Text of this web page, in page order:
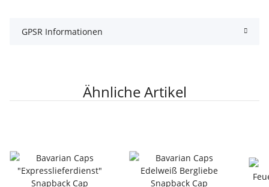
GPSR Informationen
Ähnliche Artikel